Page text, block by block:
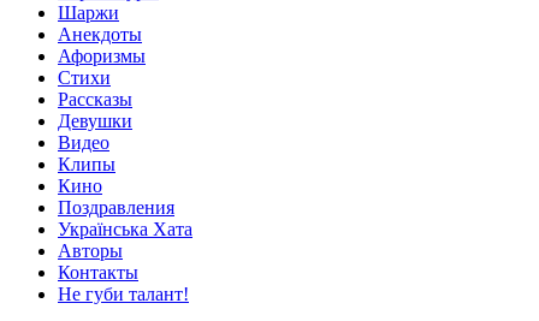
Шаржи
Анекдоты
Афоризмы
Стихи
Рассказы
Девушки
Видео
Клипы
Кино
Поздравления
Українська Хата
Авторы
Контакты
Не губи талант!